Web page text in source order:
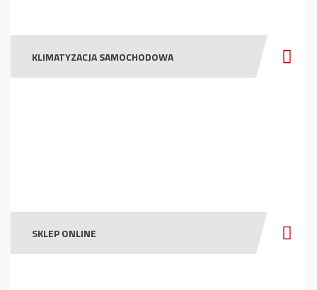
KLIMATYZACJA SAMOCHODOWA
SKLEP ONLINE